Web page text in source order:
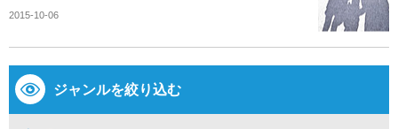
2015-10-06
ジャンルを絞り込む